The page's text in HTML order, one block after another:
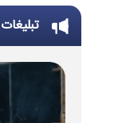
تبلیغات